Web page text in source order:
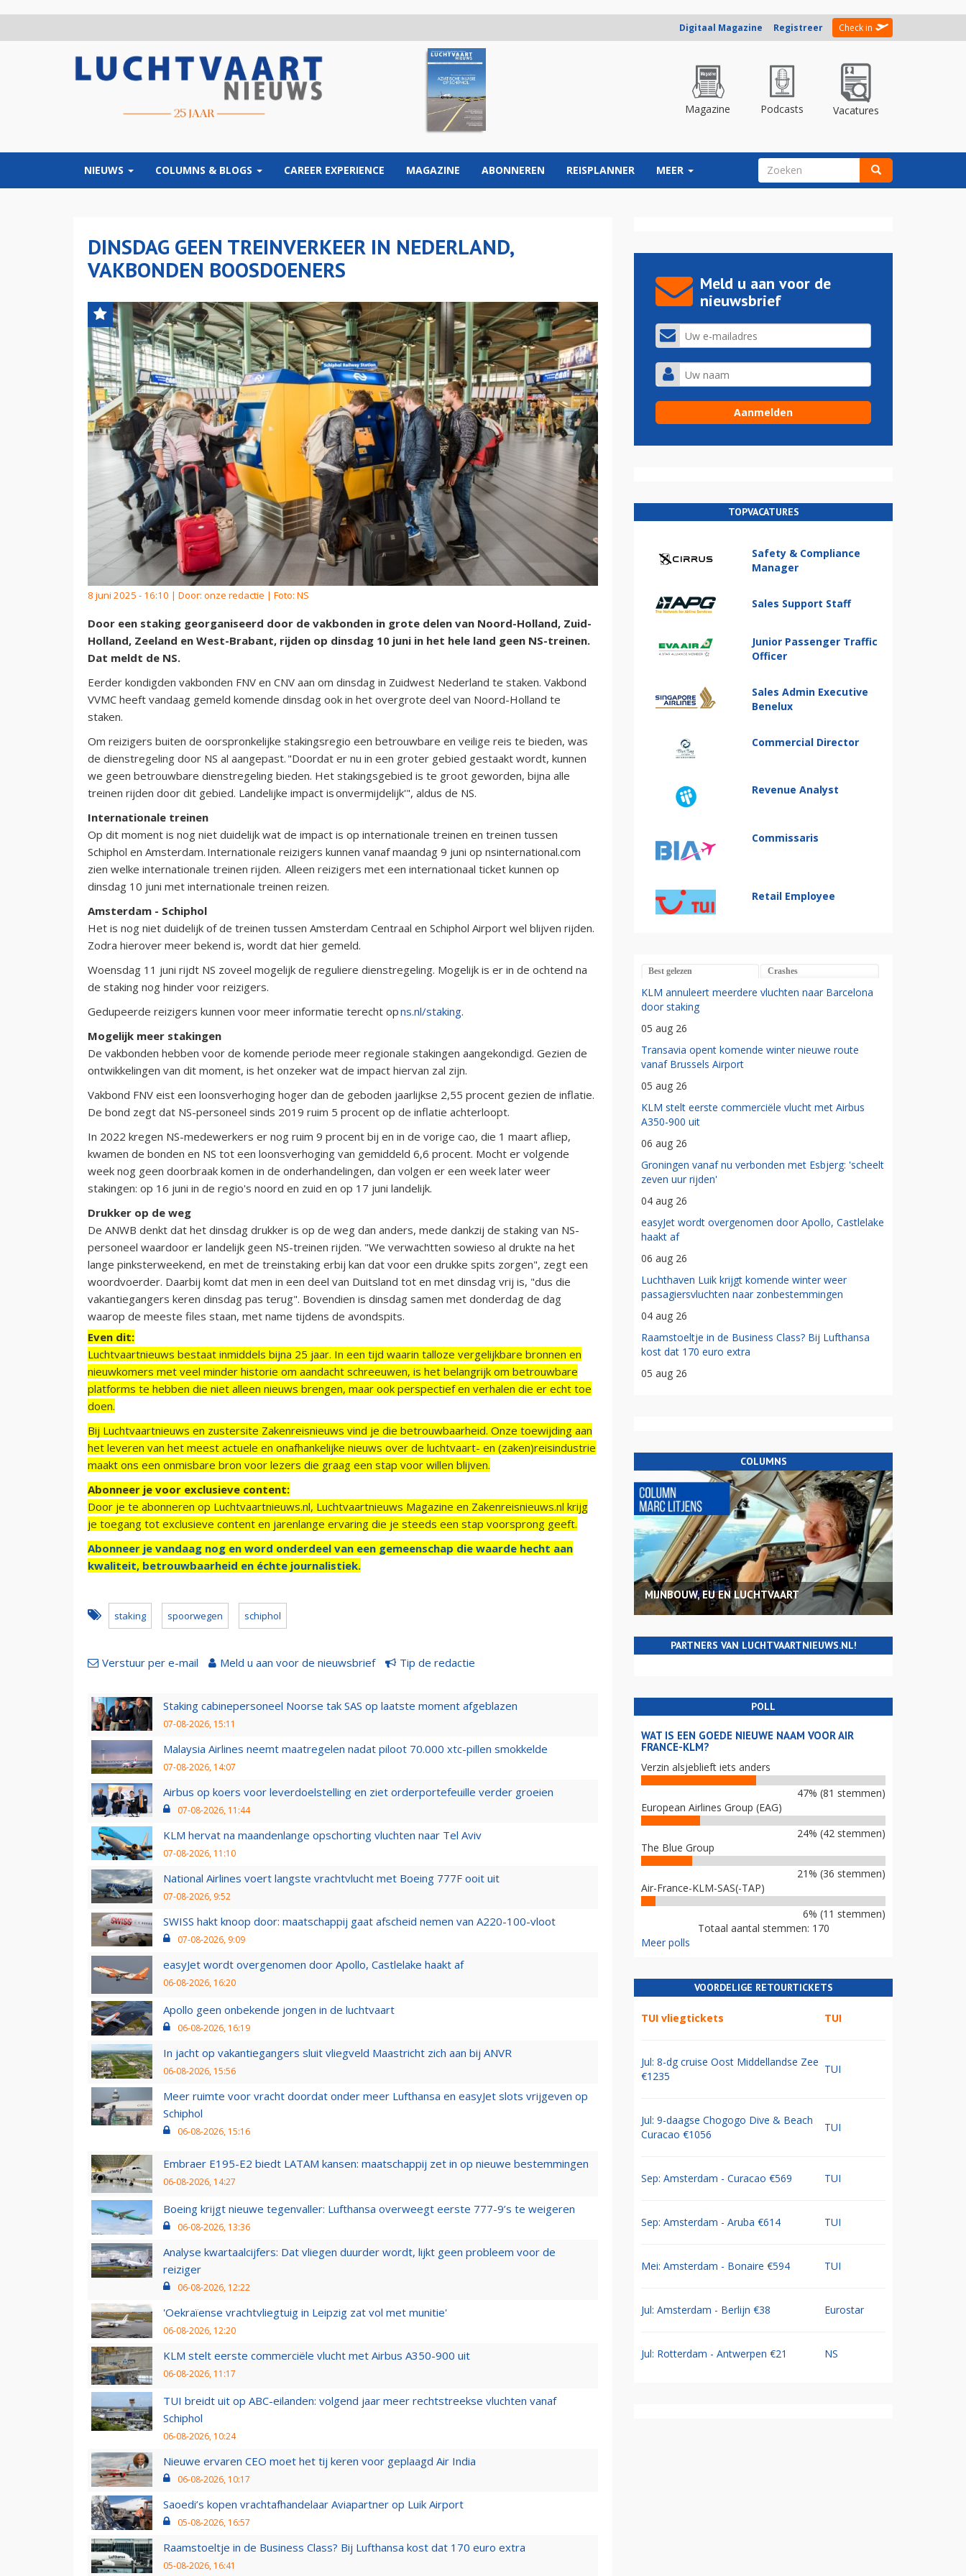
Digitaal Magazine Registreer Check in
Magazine Podcasts Vacatures
NIEUWS COLUMNS & BLOGS CAREER EXPERIENCE MAGAZINE ABONNEREN REISPLANNER MEER ZOEKVELD
DINSDAG GEEN TREINVERKEER IN NEDERLAND,
VAKBONDEN BOOSDOENERS
8 juni 2025 - 16:10 | Door: onze redactie | Foto: NS
Door een staking georganiseerd door de vakbonden in grote delen van Noord-Holland, Zuid-
Holland, Zeeland en West-Brabant, rijden op dinsdag 10 juni in het hele land geen NS-treinen.
Dat meldt de NS.
Eerder kondigden vakbonden FNV en CNV aan om dinsdag in Zuidwest Nederland te staken. Vakbond
VVMC heeft vandaag gemeld komende dinsdag ook in het overgrote deel van Noord-Holland te
staken.
Om reizigers buiten de oorspronkelijke stakingsregio een betrouwbare en veilige reis te bieden, was
de dienstregeling door NS al aangepast. "Doordat er nu in een groter gebied gestaakt wordt, kunnen
we geen betrouwbare dienstregeling bieden. Het stakingsgebied is te groot geworden, bijna alle
treinen rijden door dit gebied. Landelijke impact is onvermijdelijk'", aldus de NS.
Internationale treinen
Op dit moment is nog niet duidelijk wat de impact is op internationale treinen en treinen tussen
Schiphol en Amsterdam. Internationale reizigers kunnen vanaf maandag 9 juni op nsinternational.com
zien welke internationale treinen rijden. Alleen reizigers met een internationaal ticket kunnen op
dinsdag 10 juni met internationale treinen reizen.
Amsterdam - Schiphol
Het is nog niet duidelijk of de treinen tussen Amsterdam Centraal en Schiphol Airport wel blijven rijden.
Zodra hierover meer bekend is, wordt dat hier gemeld.
Woensdag 11 juni rijdt NS zoveel mogelijk de reguliere dienstregeling. Mogelijk is er in de ochtend na
de staking nog hinder voor reizigers.
Gedupeerde reizigers kunnen voor meer informatie terecht opns.nl/staking.
Mogelijk meer stakingen
De vakbonden hebben voor de komende periode meer regionale stakingen aangekondigd. Gezien de
ontwikkelingen van dit moment, is het onzeker wat de impact hiervan zal zijn.
Vakbond FNV eist een loonsverhoging hoger dan de geboden jaarlijkse 2,55 procent gezien de inflatie.
De bond zegt dat NS-personeel sinds 2019 ruim 5 procent op de inflatie achterloopt.
In 2022 kregen NS-medewerkers er nog ruim 9 procent bij en in de vorige cao, die 1 maart afliep,
kwamen de bonden en NS tot een loonsverhoging van gemiddeld 6,6 procent. Mocht er volgende
week nog geen doorbraak komen in de onderhandelingen, dan volgen er een week later weer
stakingen: op 16 juni in de regio's noord en zuid en op 17 juni landelijk.
Drukker op de weg
De ANWB denkt dat het dinsdag drukker is op de weg dan anders, mede dankzij de staking van NS-
personeel waardoor er landelijk geen NS-treinen rijden. "We verwachtten sowieso al drukte na het
lange pinksterweekend, en met de treinstaking erbij kan dat voor een drukke spits zorgen", zegt een
woordvoerder. Daarbij komt dat men in een deel van Duitsland tot en met dinsdag vrij is, "dus die
vakantiegangers keren dinsdag pas terug". Bovendien is dinsdag samen met donderdag de dag
waarop de meeste files staan, met name tijdens de avondspits.
Even dit:
Luchtvaartnieuws bestaat inmiddels bijna 25 jaar. In een tijd waarin talloze vergelijkbare bronnen en
nieuwkomers met veel minder historie om aandacht schreeuwen, is het belangrijk om betrouwbare
platforms te hebben die niet alleen nieuws brengen, maar ook perspectief en verhalen die er echt toe
doen.
Bij Luchtvaartnieuws en zustersite Zakenreisnieuws vind je die betrouwbaarheid. Onze toewijding aan
het leveren van het meest actuele en onafhankelijke nieuws over de luchtvaart- en (zaken)reisindustrie
maakt ons een onmisbare bron voor lezers die graag een stap voor willen blijven.
Abonneer je voor exclusieve content:
Door je te abonneren op Luchtvaartnieuws.nl, Luchtvaartnieuws Magazine en Zakenreisnieuws.nl krijg
je toegang tot exclusieve content en jarenlange ervaring die je steeds een stap voorsprong geeft.
Abonneer je vandaag nog en word onderdeel van een gemeenschap die waarde hecht aan
kwaliteit, betrouwbaarheid en échte journalistiek.
staking spoorwegen schiphol
Verstuur per e-mail Meld u aan voor de nieuwsbrief Tip de redactie
Staking cabinepersoneel Noorse tak SAS op laatste moment afgeblazen
07-08-2026, 15:11
Malaysia Airlines neemt maatregelen nadat piloot 70.000 xtc-pillen smokkelde
07-08-2026, 14:07
Airbus op koers voor leverdoelstelling en ziet orderportefeuille verder groeien
07-08-2026, 11:44
KLM hervat na maandenlange opschorting vluchten naar Tel Aviv
07-08-2026, 11:10
National Airlines voert langste vrachtvlucht met Boeing 777F ooit uit
07-08-2026, 9:52
SWISS hakt knoop door: maatschappij gaat afscheid nemen van A220-100-vloot
07-08-2026, 9:09
easyJet wordt overgenomen door Apollo, Castlelake haakt af
06-08-2026, 16:20
Apollo geen onbekende jongen in de luchtvaart
06-08-2026, 16:19
In jacht op vakantiegangers sluit vliegveld Maastricht zich aan bij ANVR
06-08-2026, 15:56
Meer ruimte voor vracht doordat onder meer Lufthansa en easyJet slots vrijgeven op
Schiphol
06-08-2026, 15:16
Embraer E195-E2 biedt LATAM kansen: maatschappij zet in op nieuwe bestemmingen
06-08-2026, 14:27
Boeing krijgt nieuwe tegenvaller: Lufthansa overweegt eerste 777-9’s te weigeren
06-08-2026, 13:36
Analyse kwartaalcijfers: Dat vliegen duurder wordt, lijkt geen probleem voor de
reiziger
06-08-2026, 12:22
'Oekraïense vrachtvliegtuig in Leipzig zat vol met munitie'
06-08-2026, 12:20
KLM stelt eerste commerciële vlucht met Airbus A350-900 uit
06-08-2026, 11:17
TUI breidt uit op ABC-eilanden: volgend jaar meer rechtstreekse vluchten vanaf
Schiphol
06-08-2026, 10:24
Nieuwe ervaren CEO moet het tij keren voor geplaagd Air India
06-08-2026, 10:17
Saoedi’s kopen vrachtafhandelaar Aviapartner op Luik Airport
05-08-2026, 16:57
Raamstoeltje in de Business Class? Bij Lufthansa kost dat 170 euro extra
05-08-2026, 16:41
Meld u aan voor de
nieuwsbrief
TOPVACATURES
Safety & Compliance
Manager
Sales Support Staff
Junior Passenger Traffic
Officer
Sales Admin Executive
Benelux
Commercial Director
Revenue Analyst
Commissaris
Retail Employee
Best gelezen Crashes
KLM annuleert meerdere vluchten naar Barcelona
door staking
05 aug 26
Transavia opent komende winter nieuwe route
vanaf Brussels Airport
05 aug 26
KLM stelt eerste commerciële vlucht met Airbus
A350-900 uit
06 aug 26
Groningen vanaf nu verbonden met Esbjerg: 'scheelt
zeven uur rijden'
04 aug 26
easyJet wordt overgenomen door Apollo, Castlelake
haakt af
06 aug 26
Luchthaven Luik krijgt komende winter weer
passagiersvluchten naar zonbestemmingen
04 aug 26
Raamstoeltje in de Business Class? Bij Lufthansa
kost dat 170 euro extra
05 aug 26
COLUMNS
MIJNBOUW, EU EN LUCHTVAART
PARTNERS VAN LUCHTVAARTNIEUWS.NL!
POLL
WAT IS EEN GOEDE NIEUWE NAAM VOOR AIR
FRANCE-KLM?
Verzin alsjeblieft iets anders
47% (81 stemmen)
European Airlines Group (EAG)
24% (42 stemmen)
The Blue Group
21% (36 stemmen)
Air-France-KLM-SAS(-TAP)
6% (11 stemmen)
Totaal aantal stemmen: 170
Meer polls
VOORDELIGE RETOURTICKETS
TUI vliegtickets TUI
Jul: 8-dg cruise Oost Middellandse Zee
€1235
TUI
Jul: 9-daagse Chogogo Dive & Beach
Curacao €1056
TUI
Sep: Amsterdam - Curacao €569 TUI
Sep: Amsterdam - Aruba €614 TUI
Mei: Amsterdam - Bonaire €594 TUI
Jul: Amsterdam - Berlijn €38 Eurostar
Jul: Rotterdam - Antwerpen €21 NS